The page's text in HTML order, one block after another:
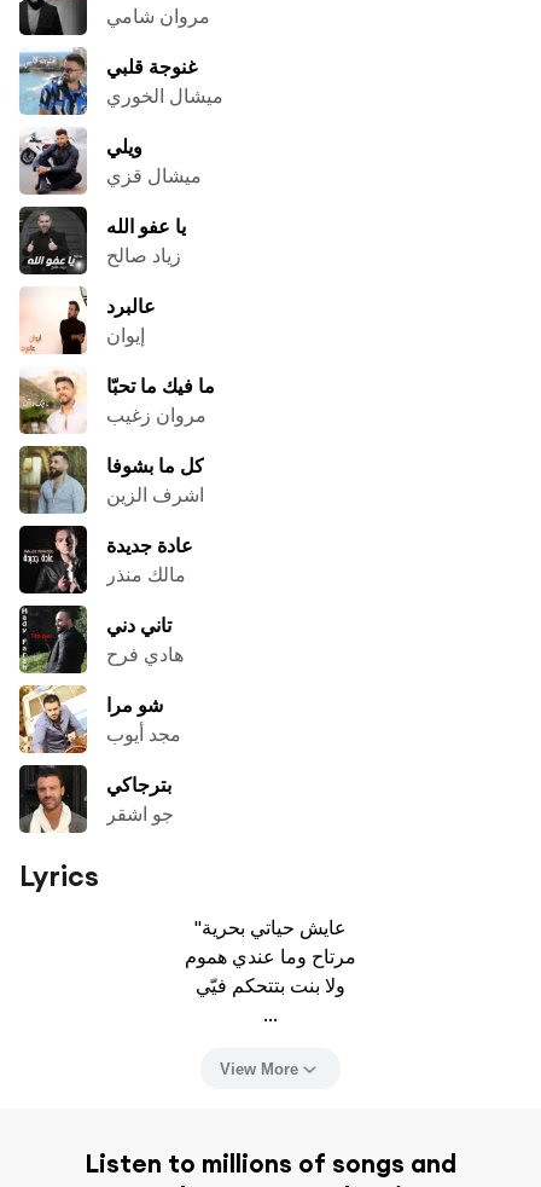
مروان شامي
غنوجة قلبي
ميشال الخوري
ويلي
ميشال قزي
يا عفو الله
زياد صالح
عالبرد
إيوان
ما فيك ما تحبّا
مروان زغيب
كل ما بشوفا
اشرف الزين
عادة جديدة
مالك منذر
تاني دني
هادي فرح
شو مرا
مجد أيوب
بترجاكي
جو اشقر
Lyrics
"عايش حياتي بحرية
مرتاح وما عندي هموم
ولا بنت بتتحكم فيّي
...
View More
Listen to millions of songs and